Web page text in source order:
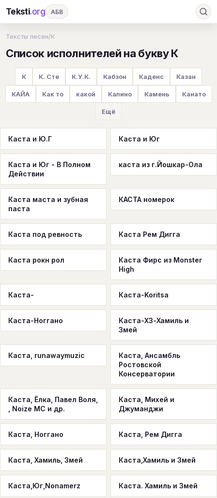
Teksti.org АБВ
И К Л М Н О П Р
Т У Ф Х Ц Ч Ш Э Ю
Я En C
L
Q R S T U V W X Y
Z #
Тексты песен/К
Список исполнителей на букву К
К К. Сте К.У.К. Кабзон Каденс Казан
КАЙА Как то какой Калино Камень Канато
Ещё
Каста и Ю.Г Каста и Юг
Каста и Юг - В Полном
Действии
каста из г.Йошкар-Ола
Каста маста и зубная
паста
КАСТА номерок
Каста под ревность Каста Рем Дигга
Каста рокн рол
Каста Фирс из Monster
High
Каста- Каста-Koritsa
Каста-Ноггано
Каста-ХЗ-Хамиль и
Змей
Каста, runawaymuzic
Каста, Ансамбль
Ростовской
Консерватории
Каста, Ёлка, Павел Воля,
, Noize MC и др.
Каста, Михей и
Джуманджи
Каста, Ноггано Каста, Рем Дигга
Каста, Хамиль, Змей Каста,Хамиль и Змей
Каста,Юг,Nonamerz Каста. Хамиль и Змей